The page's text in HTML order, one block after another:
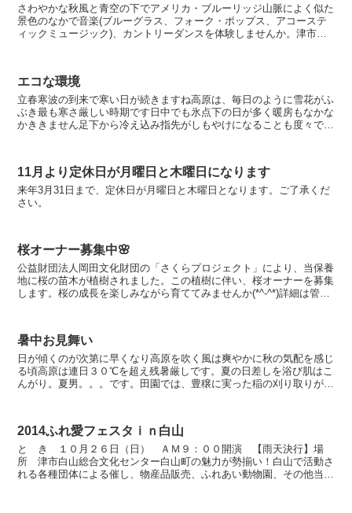
さわやかな秋風と青空の下でアメリカ・ブルーリッジ山脈によく似た
景色のなかで音楽(ブルーグラス、フォーク・ポップス、アコーステ
ィックミュージック)、カントリーダンスを体験しませんか。津市白
エコな環境
立春寒波の到来で寒い日が続きますね高原は、毎日のように雪花がふ
ぶき最も寒さ厳しい時期です日中でも氷点下の日が多く暖房もなかな
かききません足下から冷え込み指先がしもやけになることも度々です
11月より定休日が月曜日と木曜日になります
来年3月31日まで、定休日が月曜日と木曜日となります。ご了承くだ
さい。
桜オーナー募集中🌸
公益財団法人岡田文化財団の「さくらプロジェクト」により、当保養
地に桜の苗木が植樹されました。この植樹に伴い、桜オーナーを募集
します。桜の成長を楽しみながら育ててみませんか(*^-^*)詳細は管理
暑中お見舞い
日が傾くのが次第に早くなり高原を吹く風は爽やかに秋の気配を感じ
る頃高原は連日３０℃を超え残暑厳しです。夏の日差しを浴び肌はこ
んがり。夏男。。。です。田園では、豊穣に実った稲の刈り取りが始
2014ふれ愛フェスタｉｎ白山
と き １０月２６日（日） ＡＭ９：００開演 【雨天決行】場
所 津市白山総合文化センター白山町の魅力が勢揃い！白山で活動さ
れる各種団体による催し、物産品販売、ふれあい動物園、その他当日